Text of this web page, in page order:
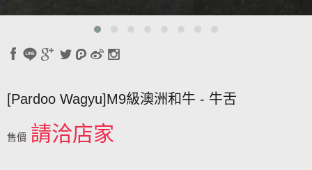
[Pardoo Wagyu]M9級澳洲和牛 - 牛舌
售價 請洽店家